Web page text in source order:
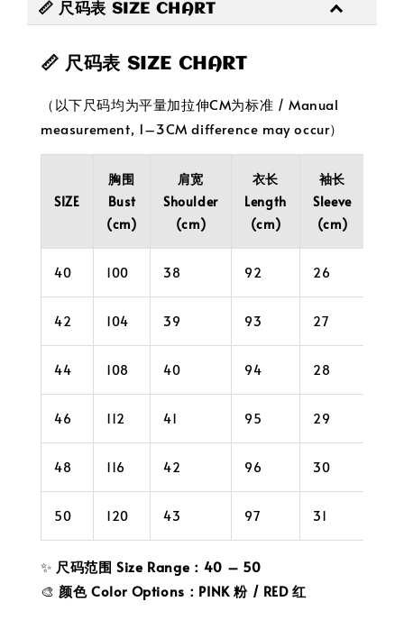
📏 尺码表 SIZE CHART
📏 尺码表 SIZE CHART
（以下尺码均为平量加拉伸CM为标准 / Manual
measurement, 1–3CM difference may occur）
SIZE
胸围
Bust
(cm)
肩宽
Shoulder
(cm)
衣长
Length
(cm)
袖长
Sleeve
(cm)
40 100 38 92 26
42 104 39 93 27
44 108 40 94 28
46 112 41 95 29
48 116 42 96 30
50 120 43 97 31
✨ 尺码范围 Size Range：40 – 50
🎨 颜色 Color Options：PINK 粉 / RED 红